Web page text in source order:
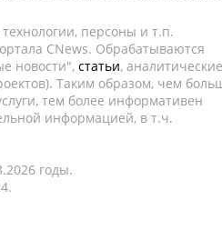
персоны и т.п.
CNews. Обрабатываются
новости", статьи, аналитические
Таким образом, чем
тем более информативен
информацией, в т.ч.
годы.